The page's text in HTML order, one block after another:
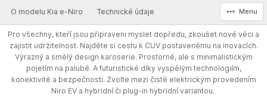
O modelu Kia e-Niro Technické údaje Menu
Pro všechny, kteří jsou připraveni myslet dopředu, zkoušet nové věci a
zajistit udržitelnost. Najděte si cestu k CUV postavenému na inovacích.
Výrazný a smělý design karoserie. Prostorné, ale s minimalistickým
pojetím na palubě. A futuristické díky vyspělým technologiím,
konektivitě a bezpečnosti. Zvolte mezi čistě elektrickým provedením
Niro EV a hybridní či plug-in hybridní variantou.